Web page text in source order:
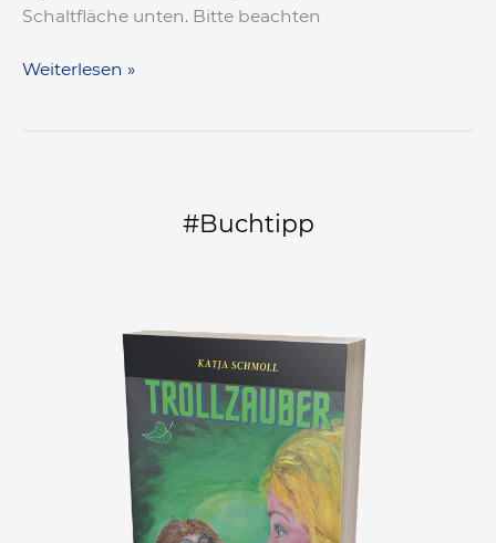
Schaltfläche unten. Bitte beachten
Weiterlesen »
#Buchtipp